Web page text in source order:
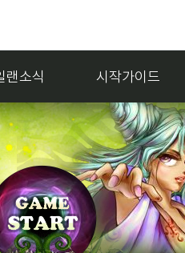
랜소식 시작가이드